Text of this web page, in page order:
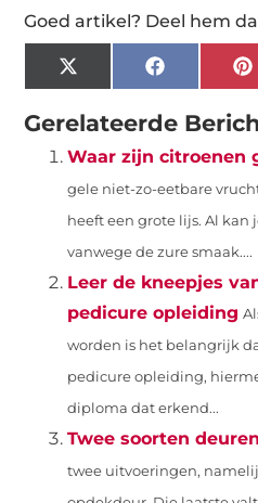
Goed artikel? Deel hem
X
(Twitter)
Facebook
Gerelateerde
Waar zijn citroenen
gele niet-zo-eetbare
heeft een grote lijs. Al
vanwege de zure smaak....
Leer de kneepjes
pedicure opleiding
worden is het belangrijk
pedicure opleiding,
diploma dat erkend...
Twee soorten deuren
twee uitvoeringen,